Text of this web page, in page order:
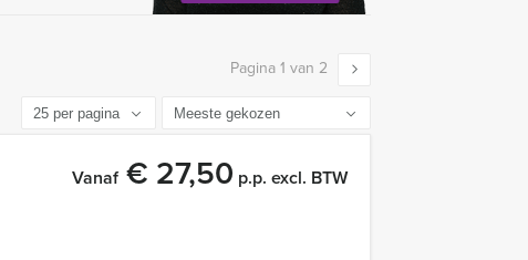
Pagina 1 van 2
Vanaf€ 27,50 p.p. excl. BTW